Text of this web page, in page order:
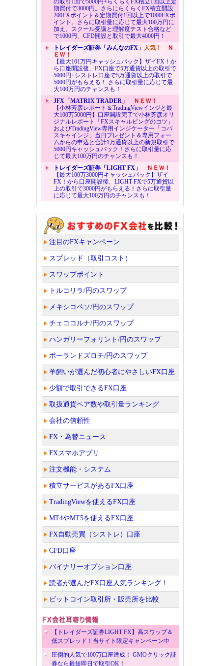
の取引1回で5000円+らくらくFX積立1回以上定
期買付で3000円。さらにらくらくFX積立開設
200FXポイント＆定期買付1回以上で1000FXポ
イント。さらに取引量に応じて最大100万円に
加え、スクール受講と理解度テスト合格など
で1000円、CFD開設と取引で最大4000円！
トレイダーズ証券「みんなのFX」 人気！
Ｎ
ＥＷ！
【最大101万円キャッシュバック】ザイFX！か
ら口座開設後、FX口座で5万通貨以上の取引で
5000円+シストレ口座で5万通貨以上の取引で
5000円がもらえる！ さらに取引量に応じて最
大100万円のチャンスも！
JFX「MATRIX TRADER」
ＮＥＷ！
【小林芳彦レポート＆TradingViewインジと最
大100万5000円】口座開設完了で小林芳彦オリ
ジナルレポート「FXスキャルピングのコツ」
およびTradingView専用インジケーター「コバ
スキャインジ」当日プレゼント＆専用フォー
ムからの申込と合計1万通貨以上の新規取引で
5000円キャッシュバック！さらに取引量に応
じて最大100万円のチャンスも！
トレイダーズ証券「LIGHT FX」
ＮＥＷ！
【最大100万3000円キャッシュバック】ザイ
FX！から口座開設後、LIGHT FXで5万通貨以
上の取引で3000円がもらえる！さらに取引量
に応じて最大100万円のチャンスも！
注目のFXキャンペーン
スプレッド（取引コスト）
スワップポイント
トルコリラ/円のスワップ
メキシコペソ/円のスワップ
チェココルナ/円のスワップ
ハンガリーフォリント/円のスワップ
ポーランドズロチ/円のスワップ
羊飼いが選んだ初心者にやさしいFX口座
少額で取引できるFX口座
取扱通貨ペア数や取引量ランキング
会社の信頼性
FX・為替ニュース
FXスマホアプリ
注文機能・システム
積立サービスがあるFX口座
TradingViewを使えるFX口座
MT4やMT5を使えるFX口座
FX自動売買（シストレ）口座
CFD口座
バイナリーオプション口座
読者が選んだFX口座人気ランキング！
ビットコイン取引所・販売所を比較
【トレイダーズ証券LIGHT FX】高スワップ＆
低スプレッド！当サイト限定キャンペーン中
圧倒的人気で100万口座達成！ GMOクリック証
券なら最短即日で取引OK！